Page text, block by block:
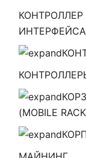
ИНТЕРФЕЙСА|
(MOBILE